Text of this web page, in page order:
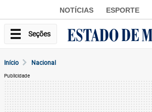
NOTÍCIAS ESPORTE
Seções
Início Nacional
Publicidade